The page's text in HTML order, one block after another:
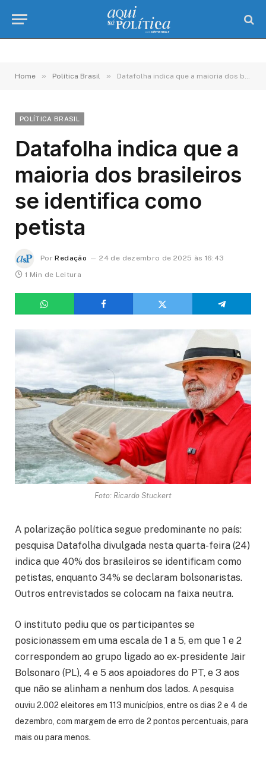
Home » Política Brasil » Datafolha indica que a maioria dos brasileiros se identifica como petista
POLÍTICA BRASIL
Datafolha indica que a
maioria dos brasileiros
se identifica como
petista
Por Redação
24 de dezembro de 2025 às 16:43
1 Min de Leitura
Foto: Ricardo Stuckert
A polarização política segue predominante no país:
pesquisa Datafolha divulgada nesta quarta-feira (24)
indica que 40% dos brasileiros se identificam como
petistas, enquanto 34% se declaram bolsonaristas.
Outros entrevistados se colocam na faixa neutra.
O instituto pediu que os participantes se
posicionassem em uma escala de 1 a 5, em que 1 e 2
correspondem ao grupo ligado ao ex-presidente Jair
Bolsonaro (PL), 4 e 5 aos apoiadores do PT, e 3 aos
que não se alinham a nenhum dos lados. A pesquisa
ouviu 2.002 eleitores em 113 municípios, entre os dias 2 e 4 de
dezembro, com margem de erro de 2 pontos percentuais, para
mais ou para menos.